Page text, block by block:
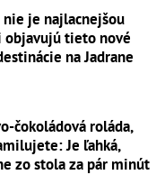
nie je najlacnejšou
objavujú tieto nové
na Jadrane
čokoládová roláda,
Je ľahká,
zo stola za pár minút